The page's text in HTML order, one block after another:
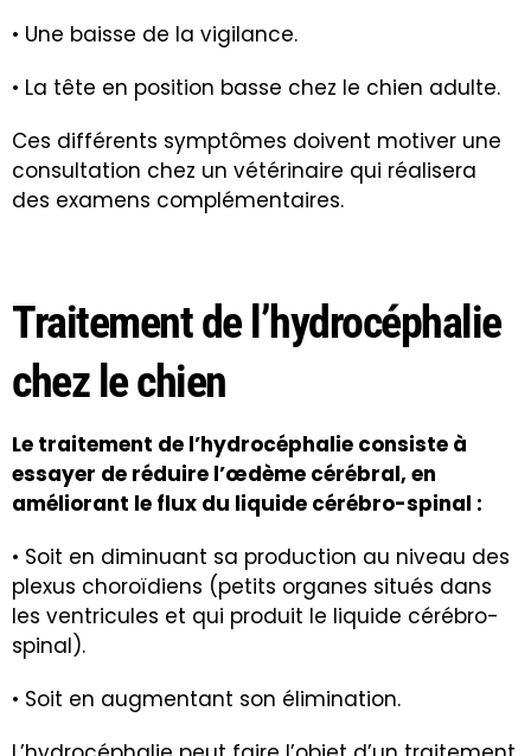
• Une baisse de la vigilance.
• La tête en position basse chez le chien adulte.
Ces différents symptômes doivent motiver une
consultation chez un vétérinaire qui réalisera
des examens complémentaires.
Traitement de l’hydrocéphalie
chez le chien
Le traitement de l’hydrocéphalie consiste à
essayer de réduire l’œdème cérébral, en
améliorant le flux du liquide cérébro-spinal :
• Soit en diminuant sa production au niveau des
plexus choroïdiens (petits organes situés dans
les ventricules et qui produit le liquide cérébro-
spinal).
• Soit en augmentant son élimination.